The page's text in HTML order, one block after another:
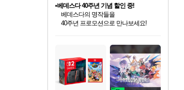
최대 90% 할인가를 만나보세요!
네이버혜택과 함께 만나보세요!
50%할인&추가 적립까지!
이니&베니 혜택까지!
네이버 혜택가와 함께 예약하세요!
할인&네이버혜택으로 만나보세요!
네이버페이 혜택과 만나보세요!
베데스다 40주년 기념 할인 중!
베데스다의 명작들을
40주년 프로모션으로 만나보세요!
네이버 포인트 혜택까지!
할인가에 만나보세요!
일부 에디션 상시 할인!
혜택으로 예약 판매 중
편안하게 충전하세요